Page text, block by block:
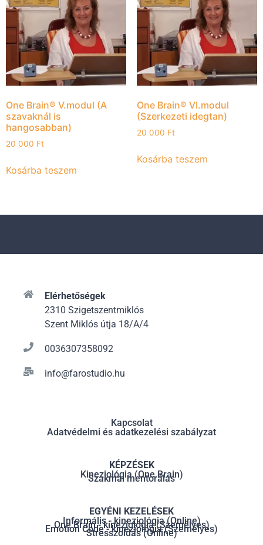
One Brain® V.modul (A
szavaknál is
hangosabban)
20 000 Ft
Kosárba teszem
One Brain® VI.modul
(Szerkezeti idegtan)
20 000 Ft
Kosárba teszem
Elérhetőségek
2310 Szigetszentmiklós
Szent Miklós útja 18/A/4
0036307358092
info@farostudio.hu
Kapcsolat
Adatvédelmi és adatkezelési szabályzat
KÉPZÉSEK
Kineziológia (One Brain)
Szakmai mentorálás
EGYÉNI KEZELÉSEK
Informális - kineziológia (Online)
One Brain - kineziológia (Személyes)
Emotion Code - kineziológia (Személyes)
Stresszoldás (Online)